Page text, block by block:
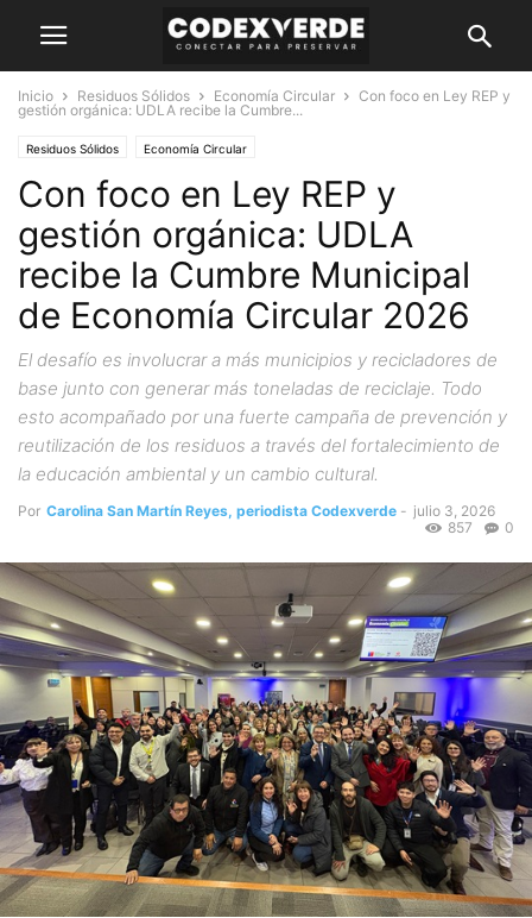
Inicio Residuos Sólidos Economía Circular
Con foco en Ley REP y
gestión orgánica: UDLA recibe la Cumbre...
Residuos Sólidos Economía Circular
Con foco en Ley REP y
gestión orgánica: UDLA
recibe la Cumbre Municipal
de Economía Circular 2026
El desafío es involucrar a más municipios y recicladores de
base junto con generar más toneladas de reciclaje. Todo
esto acompañado por una fuerte campaña de prevención y
reutilización de los residuos a través del fortalecimiento de
la educación ambiental y un cambio cultural.
Por Carolina San Martín Reyes, periodista Codexverde - julio 3, 2026
0
857